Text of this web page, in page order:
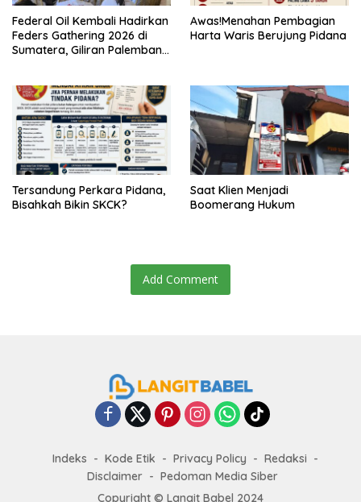
Federal Oil Kembali Hadirkan
Feders Gathering 2026 di
Sumatera, Giliran Palembang
Awas!Menahan Pembagian
Harta Waris Berujung Pidana
Tersandung Perkara Pidana,
Bisahkah Bikin SKCK?
Saat Klien Menjadi
Boomerang Hukum
Add Comment
Indeks Kode Etik Privacy Policy
Redaksi
Disclaimer
Pedoman Media Siber
Copyright © Langit Babel 2024